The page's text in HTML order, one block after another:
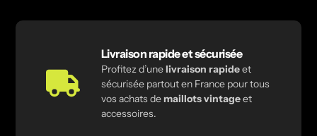
Livraison rapide et sécurisée
Profitez d’unelivraison rapideet
sécurisée partout en France pour tous
vos achats demaillots vintageet
accessoires.